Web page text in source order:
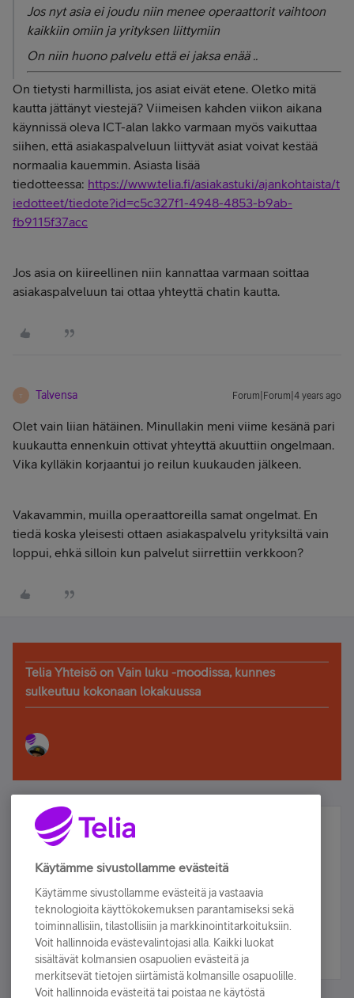
Jos nyt asia ei joudu niin menee operaattorit vaihtoon
kaikkiin omiin ja yrityksen liittymiin
On niin huono palvelu että ei jaksa enää ..
On tietysti harmillista, jos asiat eivät etene. Oletko mitä
kautta jättänyt viestejä? Viimeisen kahden viikon aikana
käynnissä oleva ICT-alan lakko varmaan myös vaikuttaa
siihen, että asiakaspalveluun liittyvät asiat voivat kestää
normaalia kauemmin. Asiasta lisää
tiedotteessa: https://www.telia.fi/asiakastuki/ajankohtaista/t
iedotteet/tiedote?id=c5c327f1-4948-4853-b9ab-
fb9115f37acc
Jos asia on kiireellinen niin kannattaa varmaan soittaa
asiakaspalveluun tai ottaa yhteyttä chatin kautta.
T Talvensa Forum|Forum|4 years ago
Olet vain liian hätäinen. Minullakin meni viime kesänä pari
kuukautta ennenkuin ottivat yhteyttä akuuttiin ongelmaan.
Vika kylläkin korjaantui jo reilun kuukauden jälkeen.
Vakavammin, muilla operaattoreilla samat ongelmat. En
tiedä koska yleisesti ottaen asiakaspalvelu yrityksiltä vain
loppui, ehkä silloin kun palvelut siirrettiin verkkoon?
Telia Yhteisö on Vain luku -moodissa, kunnes
sulkeutuu kokonaan lokakuussa
Älä jää paitsi – osallistu ja voita!
Tilaa Telian uutiskirje ja olet mukana arvonnassa.
sähköpostiisi.
Tilaa nyt
Käytämme sivustollamme evästeitä
Käytämme sivustollamme evästeitä ja vastaavia
teknologioita käyttökokemuksen parantamiseksi sekä
toiminnallisiin, tilastollisiin ja markkinointitarkoituksiin.
Voit hallinnoida evästevalintojasi alla. Kaikki luokat
sisältävät kolmansien osapuolien evästeitä ja
merkitsevät tietojen siirtämistä kolmansille osapuolille.
Voit hallinnoida evästeitä tai poistaa ne käytöstä